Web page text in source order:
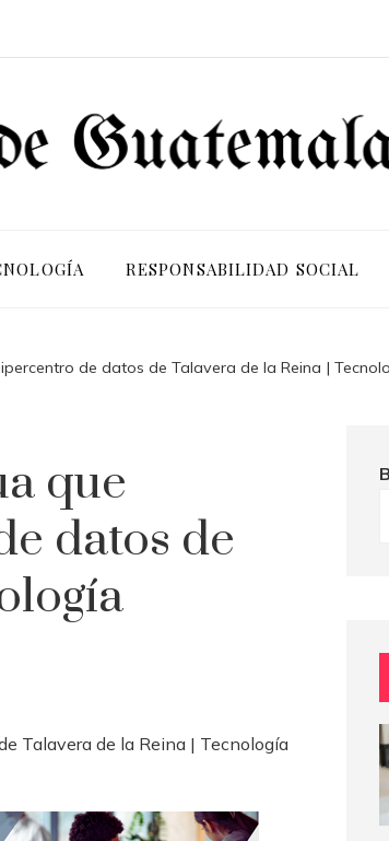
RESPONSABILIDAD SOCIAL
de datos de Talavera de la Reina |
que
datos de